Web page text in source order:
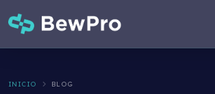
INICIO BLOG